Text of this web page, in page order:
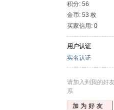
积分: 56
金币: 53 枚
买家信用: 0
用户认证
实名认证
请加入到我的好
系
加为好友